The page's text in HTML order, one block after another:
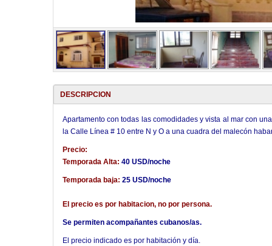
DESCRIPCION
Apartamento con todas las comodidades y vista al mar con
la Calle Línea # 10 entre N y O a una cuadra del malecón
Precio:
Temporada Alta: 40 USD/noche
Temporada baja: 25 USD/noche
El precio es por habitacion, no por persona.
Se permiten acompañantes cubanos/as.
El precio indicado es por habitación y día.